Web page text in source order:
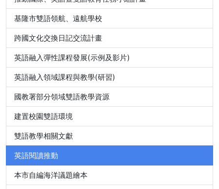
基隆市雙語領航、遠航學校
跨國文化交換日記交流計畫
英語融入彈性課程發展(示例及影片)
英語融入領域課程與教學(研習)
國教署部分領域雙語教學資源
建置校園雙語環境
雙語教學相關文獻
英語閱讀推動
本市自編海洋議題繪本